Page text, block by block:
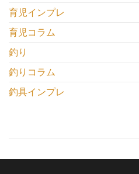
育児インプレ
育児コラム
釣り
釣りコラム
釣具インプレ